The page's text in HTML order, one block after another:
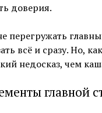
доверия.
перегружать
всё и сразу. Но,
недосказ, чем
главной